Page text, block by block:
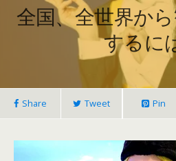
全国、全世界か
するに
Share Tweet Pin